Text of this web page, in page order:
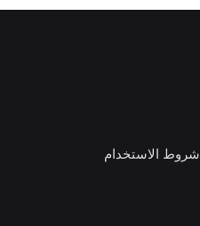
شروط الاستخدام